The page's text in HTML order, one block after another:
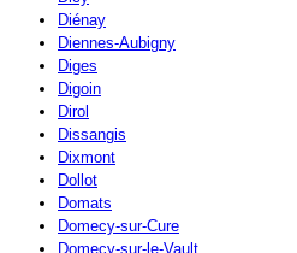
Diénay
Diennes-Aubigny
Diges
Digoin
Dirol
Dissangis
Dixmont
Dollot
Domats
Domecy-sur-Cure
Domecy-sur-le-Vault